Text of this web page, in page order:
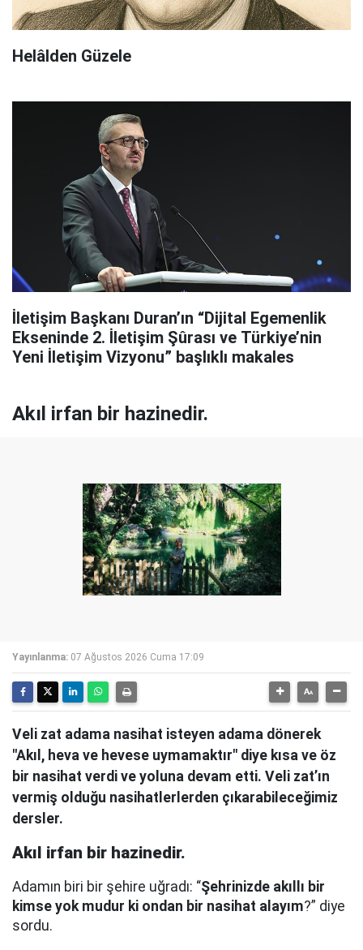
Helâlden Güzele
İletişim Başkanı Duran’ın “Dijital Egemenlik
Ekseninde 2. İletişim Şûrası ve Türkiye’nin
Yeni İletişim Vizyonu” başlıklı makales
Akıl irfan bir hazinedir.
Yayınlanma: 07 Ağustos 2026 Cuma 17:09
Veli zat adama nasihat isteyen adama dönerek
"Akıl, heva ve hevese uymamaktır" diye kısa ve öz
bir nasihat verdi ve yoluna devam etti. Veli zat’ın
vermiş olduğu nasihatlerlerden çıkarabileceğimiz
dersler.
Akıl irfan bir hazinedir.
Adamın biri bir şehire uğradı: “Şehrinizde akıllı bir
kimse yok mudur ki ondan bir nasihat alayım?” diye
sordu.